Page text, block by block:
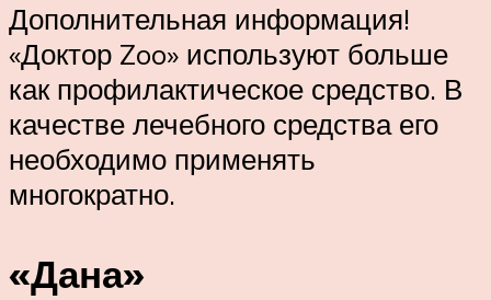
Дополнительная информация!
«Доктор Zoo» используют больше
как профилактическое средство. В
качестве лечебного средства его
необходимо применять
многократно.
«Дана»